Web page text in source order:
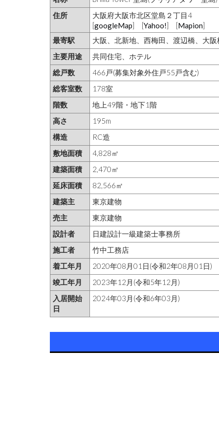
住所
大阪府大阪市北区堂島２丁目4
[googleMap] [Yahoo!] [Mapion]
最寄駅
大阪、北新地、西梅田、渡辺橋、大阪
主要用途
共同住宅、ホテル
総戸数
466戸(募集対象外住戸55戸含む)
総客室数
178室
階数
地上49階・地下1階
高さ
195m
構造
RC造
敷地面積
4,828㎡
建築面積
2,470㎡
延床面積
82,566㎡
建築主
東京建物
売主
東京建物
設計者
日建設計一級建築士事務所
施工者
竹中工務店
着工年月
2020年08月01日(令和2年08月01日)
竣工年月
2023年12月(令和5年12月)
入居開始
日
2024年03月(令和6年03月)